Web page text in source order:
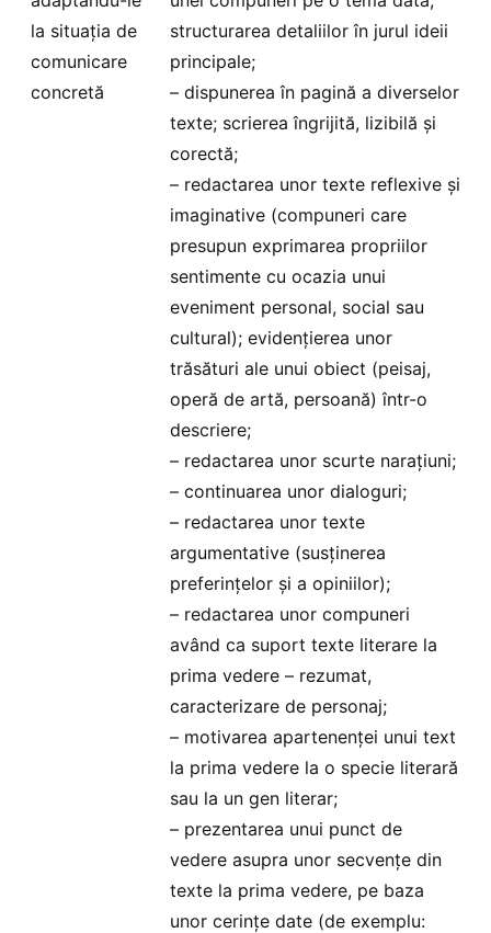
la situația de
comunicare
concretă
structurarea detaliilor în jurul ideii
principale;
– dispunerea în pagină a diverselor
texte; scrierea îngrijită, lizibilă și
corectă;
– redactarea unor texte reflexive și
imaginative (compuneri care
presupun exprimarea propriilor
sentimente cu ocazia unui
eveniment personal, social sau
cultural); evidențierea unor
trăsături ale unui obiect (peisaj,
operă de artă, persoană) într-o
descriere;
– redactarea unor scurte narațiuni;
– continuarea unor dialoguri;
– redactarea unor texte
argumentative (susținerea
preferințelor și a opiniilor);
– redactarea unor compuneri
având ca suport texte literare la
prima vedere – rezumat,
caracterizare de personaj;
– motivarea apartenenței unui text
la prima vedere la o specie literară
sau la un gen literar;
– prezentarea unui punct de
vedere asupra unor secvențe din
texte la prima vedere, pe baza
unor cerințe date (de exemplu: